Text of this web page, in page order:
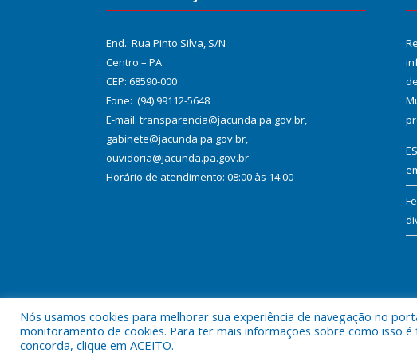
End.: Rua Pinto Silva, S/N
Centro – PA
CEP: 68590-000
Fone: (94) 99112-5648
E-mail: transparencia@jacunda.pa.gov.br,
gabinete@jacunda.pa.gov.br,
ouvidoria@jacunda.pa.gov.br
Horário de atendimento: 08:00 às 14:00
Todos os direitos reservados a Prefeitura Municipal de Jacundá.
Nós usamos cookies para melhorar sua experiência de navegação no
monitoramento de cookies. Para ter mais informações sobre como isso é
concorda, clique em ACEITO.